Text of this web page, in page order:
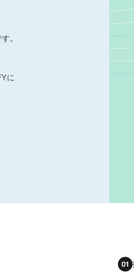
。
に
01